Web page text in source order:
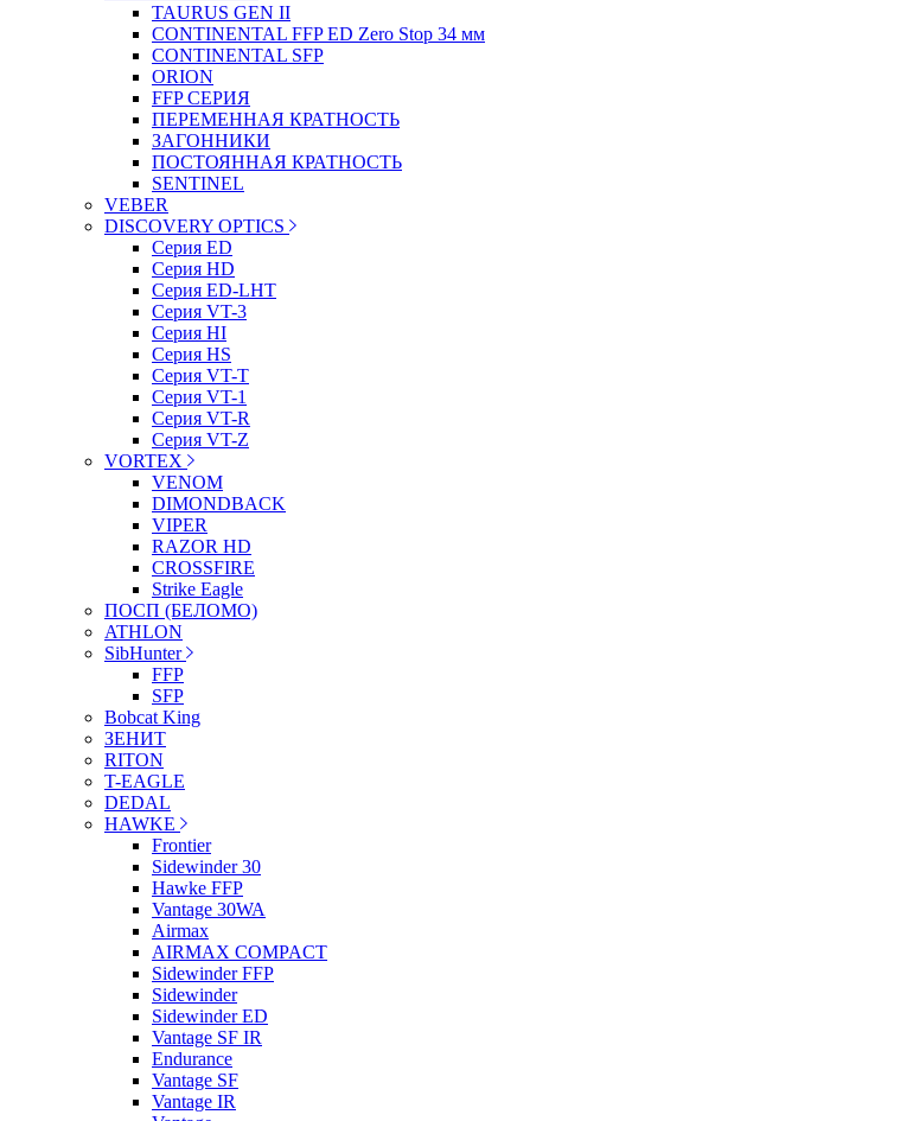
TAURUS GEN II
CONTINENTAL FFP ED Zero Stop 34 мм
CONTINENTAL SFP
ORION
FFP СЕРИЯ
ПЕРЕМЕННАЯ КРАТНОСТЬ
ЗАГОННИКИ
ПОСТОЯННАЯ КРАТНОСТЬ
SENTINEL
VEBER
DISCOVERY OPTICS
Серия ED
Серия HD
Серия ED-LHT
Серия VT-3
Серия HI
Серия HS
Серия VT-T
Серия VT-1
Серия VT-R
Серия VT-Z
VORTEX
VENOM
DIMONDBACK
VIPER
RAZOR HD
CROSSFIRE
Strike Eagle
ПОСП (БЕЛОМО)
ATHLON
SibHunter
FFP
SFP
Bobcat King
ЗЕНИТ
RITON
T-EAGLE
DEDAL
HAWKE
Frontier
Sidewinder 30
Hawke FFP
Vantage 30WA
Airmax
AIRMAX COMPACT
Sidewinder FFP
Sidewinder
Sidewinder ED
Vantage SF IR
Endurance
Vantage SF
Vantage IR